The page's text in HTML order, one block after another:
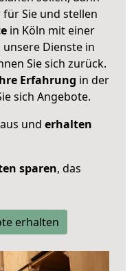
Sie und stellen
in Köln mit einer
unsere Dienste in
Sie sich zurück.
Erfahrung in der
sich Angebote.
und erhalten
sparen, das
erhalten